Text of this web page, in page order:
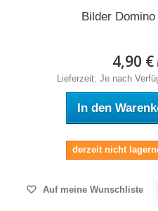
Bilder
4,90 €
Lieferzeit: Je nach
In den
derzeit nicht
Auf meine Wunschliste